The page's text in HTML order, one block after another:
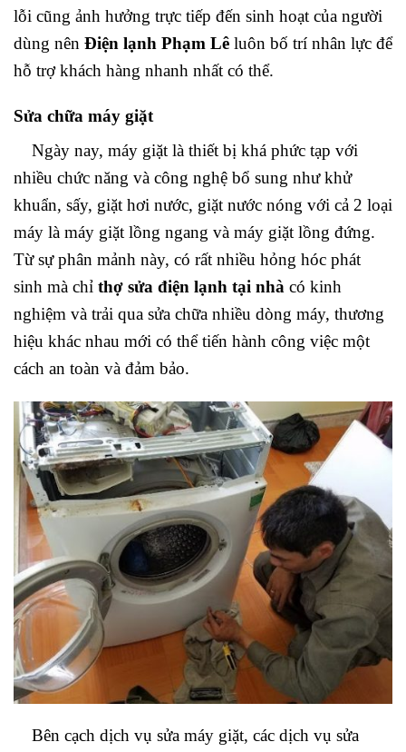
lỗi cũng ảnh hưởng trực tiếp đến sinh hoạt của người
dùng nên Điện lạnh Phạm Lê luôn bố trí nhân lực để
hỗ trợ khách hàng nhanh nhất có thể.
Sửa chữa máy giặt
Ngày nay, máy giặt là thiết bị khá phức tạp với
nhiều chức năng và công nghệ bổ sung như khử
khuẩn, sấy, giặt hơi nước, giặt nước nóng với cả 2 loại
máy là máy giặt lồng ngang và máy giặt lồng đứng.
Từ sự phân mảnh này, có rất nhiều hỏng hóc phát
sinh mà chỉ thợ sửa điện lạnh tại nhà có kinh
nghiệm và trải qua sửa chữa nhiều dòng máy, thương
hiệu khác nhau mới có thể tiến hành công việc một
cách an toàn và đảm bảo.
Bên cạch dịch vụ sửa máy giặt, các dịch vụ sửa